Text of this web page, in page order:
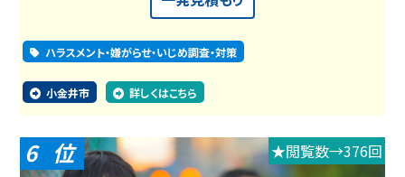
ハラスメント・嫌がらせ・いじめ調査・対策
小金井市 詳しくはこちら
6 ★閲覧数→376回